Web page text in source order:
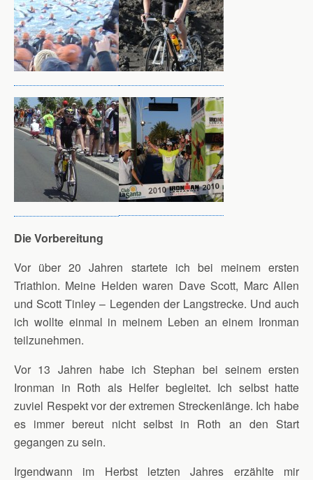
Die Vorbereitung
Vor über 20 Jahren startete ich bei meinem ersten
Triathlon. Meine Helden waren Dave Scott, Marc Allen
und Scott Tinley – Legenden der Langstrecke. Und auch
ich wollte einmal in meinem Leben an einem Ironman
teilzunehmen.
Vor 13 Jahren habe ich Stephan bei seinem ersten
Ironman in Roth als Helfer begleitet. Ich selbst hatte
zuviel Respekt vor der extremen Streckenlänge. Ich habe
es immer bereut nicht selbst in Roth an den Start
gegangen zu sein.
Irgendwann im Herbst letzten Jahres erzählte mir